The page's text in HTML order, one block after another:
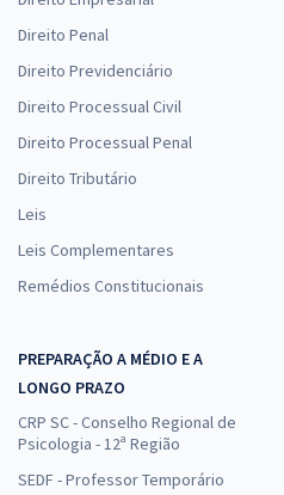
Direito Penal
Direito Previdenciário
Direito Processual Civil
Direito Processual Penal
Direito Tributário
Leis
Leis Complementares
Remédios Constitucionais
PREPARAÇÃO A MÉDIO E A
LONGO PRAZO
CRP SC - Conselho Regional de
Psicologia - 12ª Região
SEDF - Professor Temporário